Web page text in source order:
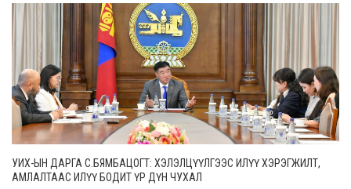
УИХ-ЫН ДАРГА С.БЯМБАЦОГТ: ХЭЛЭЛЦҮҮЛГЭЭС ИЛҮҮ ХЭРЭГЖИЛТ,
АМЛАЛТААС ИЛҮҮ БОДИТ ҮР ДҮН ЧУХАЛ